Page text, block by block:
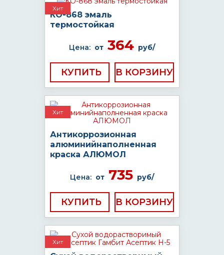
Хит
КО-868 эмаль
термостойкая
Цена: от 364 руб/
КУПИТЬ
Хит
Антикоррозионная
алюминийнаполненная
краска АЛЮМОЛ
Цена: от 735 руб/
КУПИТЬ
Хит